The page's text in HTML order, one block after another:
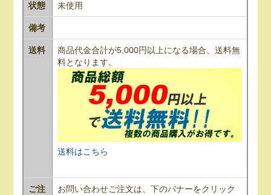
状態 未使用
備考
送料
商品代金合計が5,000円以上になる場合、送料無
料となります。
送料はこちら
ご注
お問い合わせご注文は、下のバナーをクリック